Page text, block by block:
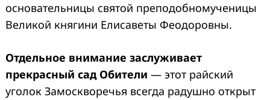
основательницы святой преподобномученицы
Великой княгини Елисаветы Феодоровны.
Отдельное внимание заслуживает
прекрасный сад Обители — этот райский
уголок Замоскворечья всегда радушно открыт